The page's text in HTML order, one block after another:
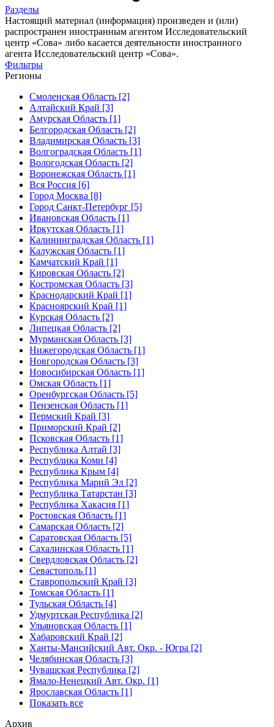
Разделы
Настоящий материал (информация) произведен и (или)
распространен иностранным агентом Исследовательский
центр «Сова» либо касается деятельности иностранного
агента Исследовательский центр «Сова».
Фильтры
Регионы
Смоленская Область [2]
Алтайский Край [3]
Амурская Область [1]
Белгородская Область [2]
Владимирская Область [3]
Волгоградская Область [1]
Вологодская Область [2]
Воронежская Область [1]
Вся Россия [6]
Город Москва [8]
Город Санкт-Петербург [5]
Ивановская Область [1]
Иркутская Область [1]
Калининградская Область [1]
Калужская Область [1]
Камчатский Край [1]
Кировская Область [2]
Костромская Область [3]
Краснодарский Край [1]
Красноярский Край [1]
Курская Область [2]
Липецкая Область [2]
Мурманская Область [3]
Нижегородская Область [1]
Новгородская Область [3]
Новосибирская Область [1]
Омская Область [1]
Оренбургская Область [5]
Пензенская Область [1]
Пермский Край [3]
Приморский Край [2]
Псковская Область [1]
Республика Алтай [3]
Республика Коми [4]
Республика Крым [4]
Республика Марий Эл [2]
Республика Татарстан [3]
Республика Хакасия [1]
Ростовская Область [1]
Самарская Область [2]
Саратовская Область [5]
Сахалинская Область [1]
Свердловская Область [2]
Севастополь [1]
Ставропольский Край [3]
Томская Область [1]
Тульская Область [4]
Удмуртская Республика [2]
Ульяновская Область [1]
Хабаровский Край [2]
Ханты-Мансийский Авт. Окр. - Югра [2]
Челябинская Область [3]
Чувашская Республика [2]
Ямало-Ненецкий Авт. Окр. [1]
Ярославская Область [1]
Показать все
Архив